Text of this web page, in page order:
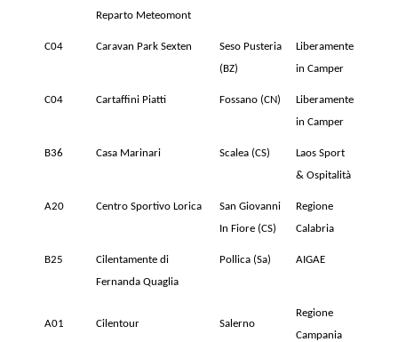
Reparto Meteomont
C04 Caravan Park Sexten
Seso Pusteria
(BZ)
Liberamente
in Camper
C04 Cartaffini Piatti Fossano (CN)
Liberamente
in Camper
B36 Casa Marinari Scalea (CS)
Laos Sport
& Ospitalità
A20 Centro Sportivo Lorica
San Giovanni
In Fiore (CS)
Regione
Calabria
B25
Cilentamente di
Fernanda Quaglia
Pollica (Sa) AIGAE
A01 Cilentour Salerno
Regione
Campania